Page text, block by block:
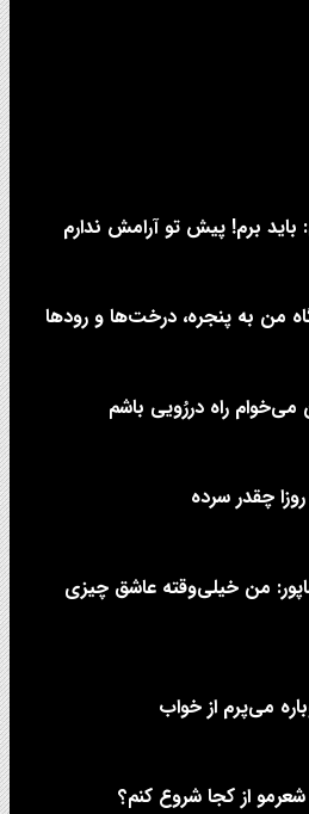
باید برم! پیش تو آرامش ندارم
من به پنجره، درخت‌ها و رودها
می‌خوام راه دررُویی باشم
روزا چقدر سرده
من خیلی‌وقته عاشق چیزی
می‌پرم از خواب
شعرمو از کجا شروع کنم؟